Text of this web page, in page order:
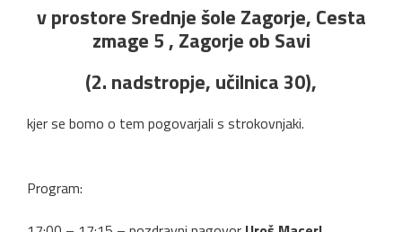
v prostore Srednje šole Zagorje, Cesta
zmage 5 , Zagorje ob Savi
(2. nadstropje, učilnica 30),
kjer se bomo o tem pogovarjali s strokovnjaki.
Program: